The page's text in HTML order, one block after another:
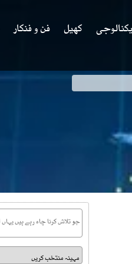
کھیل فن و فنکار